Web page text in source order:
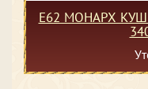
Е62 МОНАРХ